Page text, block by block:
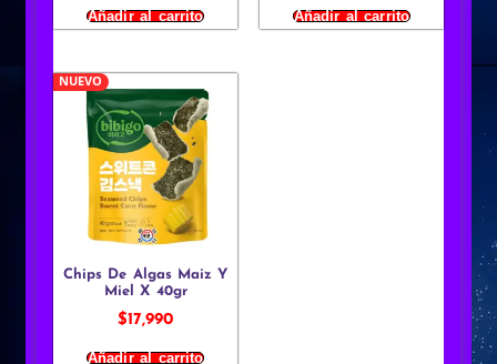
Añadir al carrito Añadir al carrito
NUEVO
Chips De Algas Maiz Y
Miel X 40gr
$17,990
Añadir al carrito